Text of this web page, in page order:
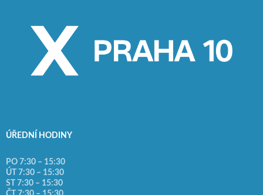
ÚŘEDNÍ HODINY
PO 7:30 – 15:30
ÚT 7:30 – 15:30
ST 7:30 – 15:30